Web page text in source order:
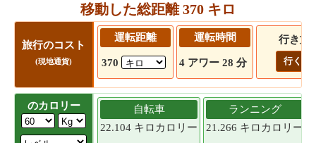
移動した総距離 370 キロ
旅行のコスト
(現地通貨)
運転距離
370
運転時間
4 アワー 28 分
行き方
行く!
のカロリー
自転車
22.104 キロカロリー
ランニング
21.266 キロカロリー